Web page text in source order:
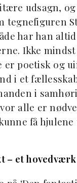
udsagn, og
tegnefiguren
har han
Ikke
er poetisk og
i et
i
alle er
få
– et hovedværk